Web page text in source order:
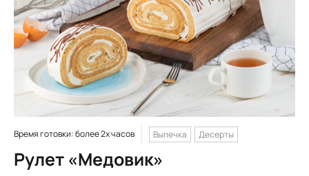
Время готовки: более 2х часов Выпечка Десерты
Рулет «Медовик»